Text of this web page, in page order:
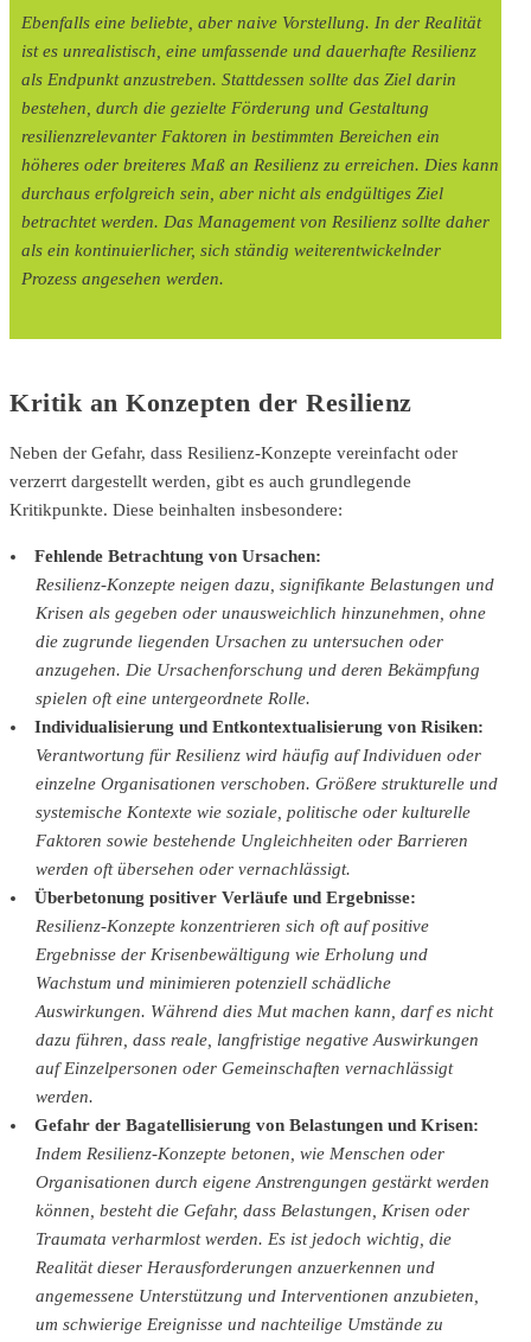
Ebenfalls eine beliebte, aber naive Vorstellung. In der Realität
ist es unrealistisch, eine umfassende und dauerhafte Resilienz
als Endpunkt anzustreben. Stattdessen sollte das Ziel darin
bestehen, durch die gezielte Förderung und Gestaltung
resilienzrelevanter Faktoren in bestimmten Bereichen ein
höheres oder breiteres Maß an Resilienz zu erreichen. Dies kann
durchaus erfolgreich sein, aber nicht als endgültiges Ziel
betrachtet werden. Das Management von Resilienz sollte daher
als ein kontinuierlicher, sich ständig weiterentwickelnder
Prozess angesehen werden.
Kritik an Konzepten der Resilienz
Neben der Gefahr, dass Resilienz-Konzepte vereinfacht oder
verzerrt dargestellt werden, gibt es auch grundlegende
Kritikpunkte. Diese beinhalten insbesondere:
Fehlende Betrachtung von Ursachen:
Resilienz-Konzepte neigen dazu, signifikante Belastungen und
Krisen als gegeben oder unausweichlich hinzunehmen, ohne
die zugrunde liegenden Ursachen zu untersuchen oder
anzugehen. Die Ursachenforschung und deren Bekämpfung
spielen oft eine untergeordnete Rolle.
Individualisierung und Entkontextualisierung von Risiken:
Verantwortung für Resilienz wird häufig auf Individuen oder
einzelne Organisationen verschoben. Größere strukturelle und
systemische Kontexte wie soziale, politische oder kulturelle
Faktoren sowie bestehende Ungleichheiten oder Barrieren
werden oft übersehen oder vernachlässigt.
Überbetonung positiver Verläufe und Ergebnisse:
Resilienz-Konzepte konzentrieren sich oft auf positive
Ergebnisse der Krisenbewältigung wie Erholung und
Wachstum und minimieren potenziell schädliche
Auswirkungen. Während dies Mut machen kann, darf es nicht
dazu führen, dass reale, langfristige negative Auswirkungen
auf Einzelpersonen oder Gemeinschaften vernachlässigt
werden.
Gefahr der Bagatellisierung von Belastungen und Krisen:
Indem Resilienz-Konzepte betonen, wie Menschen oder
Organisationen durch eigene Anstrengungen gestärkt werden
können, besteht die Gefahr, dass Belastungen, Krisen oder
Traumata verharmlost werden. Es ist jedoch wichtig, die
Realität dieser Herausforderungen anzuerkennen und
angemessene Unterstützung und Interventionen anzubieten,
um schwierige Ereignisse und nachteilige Umstände zu